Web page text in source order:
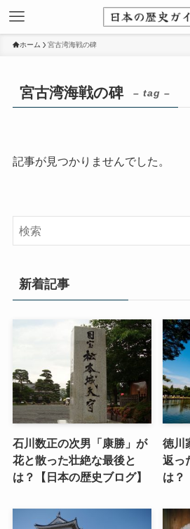
ホーム 宮古湾海戦の碑
宮古湾海戦の碑 – tag –
記事が見つかりませんでした。
新着記事
石川数正の次男「康勝」が
花と散った壮絶な最後と
は？【日本の歴史ブログ】
徳川
返っ
は？